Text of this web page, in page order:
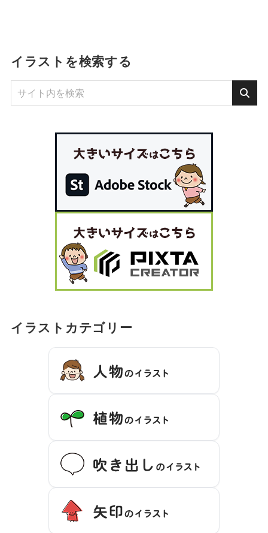
イラストを検索する
イラストカテゴリー